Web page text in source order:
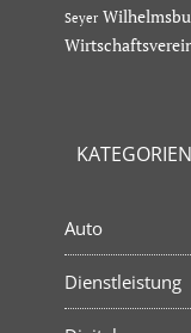
Seyer
KATEGORIEN
Auto
Dienstleistung